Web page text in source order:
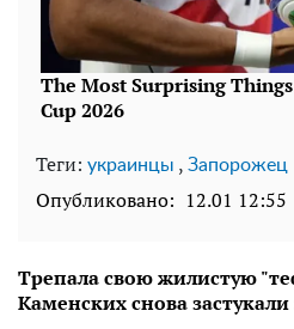
Теги: украинцы , Запорожец
Опубликовано: 12.01 12:55
Трепала свою жилистую
Каменских снова